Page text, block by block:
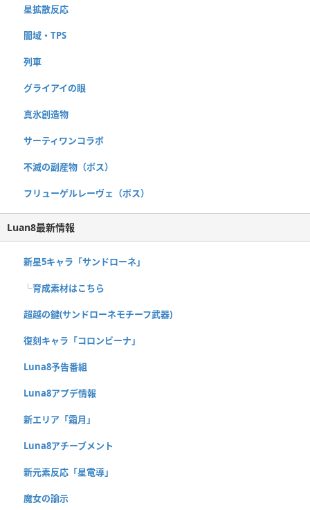
星拡散反応
闇域・TPS
列車
グライアイの眼
真氷創造物
サーティワンコラボ
不滅の副産物（ボス）
フリューゲルレーヴェ（ボス）
Luan8最新情報
新星5キャラ「サンドローネ」
└育成素材はこちら
超越の鍵(サンドローネモチーフ武器)
復刻キャラ「コロンビーナ」
Luna8予告番組
Luna8アプデ情報
新エリア「霜月」
Luna8アチーブメント
新元素反応「星電導」
魔女の諭示